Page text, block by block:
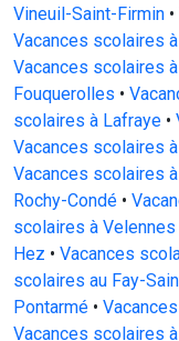
Vineuil-Saint-Firmin •
Vacances scolaires
Vacances scolaires
Fouquerolles •
scolaires à Lafraye •
Vacances scolaires
Vacances scolaires
Rochy-Condé •
scolaires à Velennes
Hez • Vacances
scolaires au Fay-
Pontarmé •
Vacances scolaires